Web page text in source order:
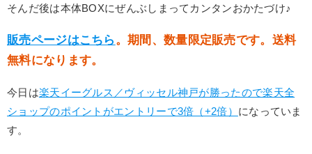
そんだ後は本体BOXにぜんぶしまってカンタンおかたづけ♪
販売ページはこちら 。期間、数量限定販売です。送料
無料になります。
今日は楽天イーグルス／ヴィッセル神戸が勝ったので楽天全
ショップのポイントがエントリーで3倍（+2倍） になっていま
す。